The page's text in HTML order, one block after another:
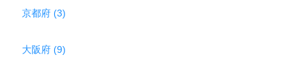
京都府 (3)
大阪府 (9)